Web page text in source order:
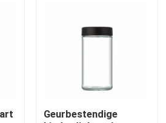
glasconcentraatGeurbestendige